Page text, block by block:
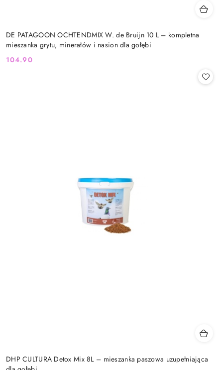
DE PATAGOON OCHTENDMIX W. de Bruijn 10 L – kompletna
mieszanka grytu, minerałów i nasion dla gołębi
Cena:
104.90
DHP CULTURA Detox Mix 8L – mieszanka paszowa uzupełniająca